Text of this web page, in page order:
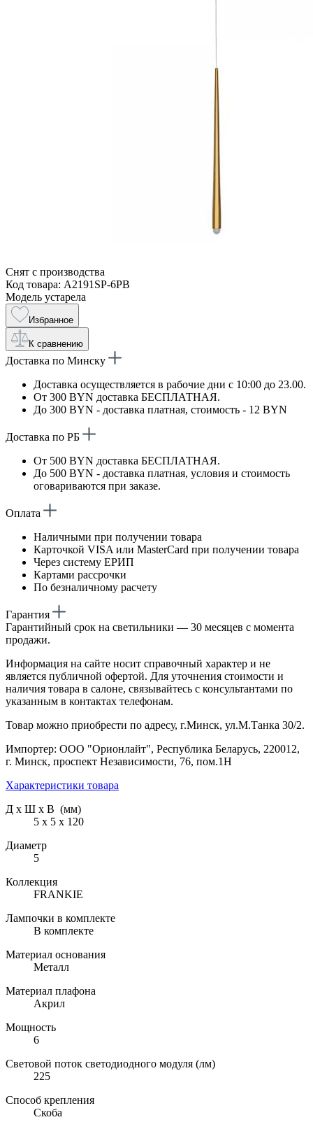
Снят с производства
Код товара: A2191SP-6PB
Модель устарела
Избранное
К сравнению
Доставка по Минску
Доставка осуществляется в рабочие дни с 10:00 до 23.00.
От 300 BYN доставка БЕСПЛАТНАЯ.
До 300 BYN - доставка платная, стоимость - 12 BYN
Доставка по РБ
От 500 BYN доставка БЕСПЛАТНАЯ.
До 500 BYN - доставка платная, условия и стоимость
оговариваются при заказе.
Оплата
Наличными при получении товара
Карточкой VISA или MasterCard при получении товара
Через систему ЕРИП
Картами рассрочки
По безналичному расчету
Гарантия
Гарантийный срок на светильники — 30 месяцев с момента
продажи.
Информация на сайте носит справочный характер и не
является публичной офертой. Для уточнения стоимости и
наличия товара в салоне, связывайтесь с консультантами по
указанным в контактах телефонам.
Товар можно приобрести по адресу, г.Минск, ул.М.Танка 30/2.
Импортер: ООО "Орионлайт", Республика Беларусь, 220012,
г. Минск, проспект Независимости, 76, пом.1Н
Характеристики товара
Д х Ш х В (мм)
5 х 5 х 120
Диаметр
5
Коллекция
FRANKIE
Лампочки в комплекте
В комплекте
Материал основания
Металл
Материал плафона
Акрил
Мощность
6
Световой поток светодиодного модуля (лм)
225
Способ крепления
Скоба